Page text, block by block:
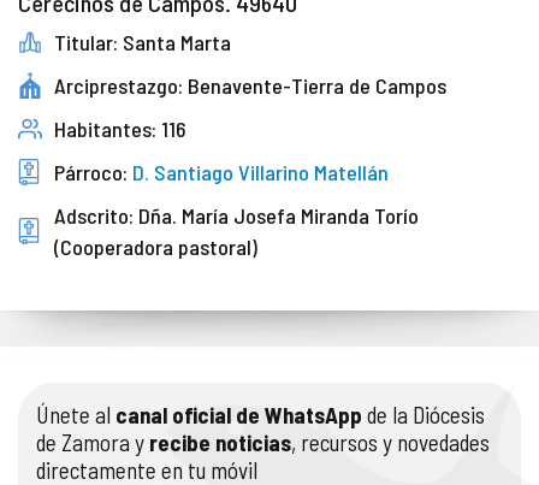
Titular: Santa Marta
Arciprestazgo: Benavente-Tierra de Campos
Habitantes: 116
Párroco: D. Santiago Villarino Matellán
Adscrito: Dña. María Josefa Miranda Torío
(Cooperadora pastoral)
Únete al canal oficial de WhatsApp de la Diócesis
de Zamora y recibe noticias, recursos y novedades
directamente en tu móvil